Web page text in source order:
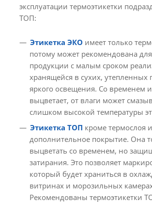
эксплуатации термоэтикетки
ТОП:
Этикетка ЭКО имеет только
потому может рекомендована
продукции с малым сроком
хранящейся в сухих, утепленных
яркого освещения. Со временем
выцветает, от влаги может
слишком высокой температуры
Этикетка ТОП кроме термослоя
дополнительное покрытие. Она
выцветать со временем, но
затирания. Это позволяет
который будет храниться в
витринах и морозильных
Рекомендованы термоэтикетки